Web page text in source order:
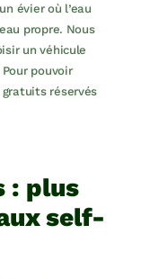
évier où l’eau
propre. Nous
un véhicule
pouvoir
réservés
: plus
self-